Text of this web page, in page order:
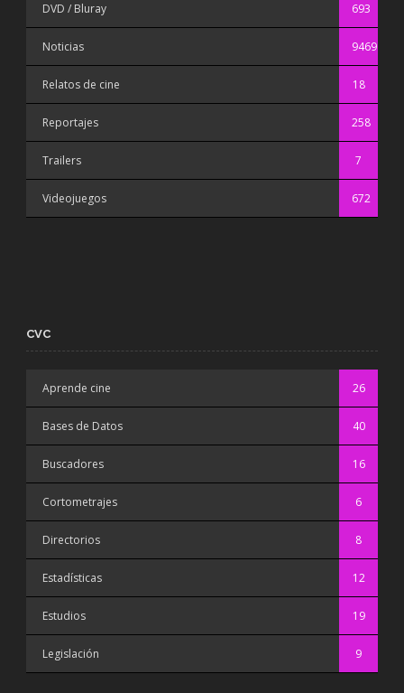
DVD / Bluray 693
Noticias 9469
Relatos de cine 18
Reportajes 258
Trailers 7
Videojuegos 672
CVC
Aprende cine 26
Bases de Datos 40
Buscadores 16
Cortometrajes 6
Directorios 8
Estadísticas 12
Estudios 19
Legislación 9